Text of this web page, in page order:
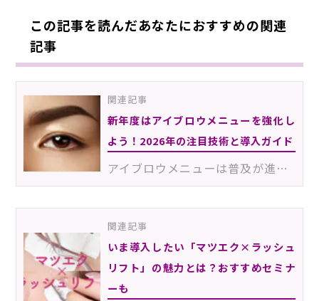
この記事を読んだあなたにおすすめの関連
記事
関連記事
新年度はアイブロウメニューを強化し
よう！2026年の注目技術と導入ガイド
アイブロウメニューは普及が進んできたとはいえ、まだまだ伸びしろのある分野。お客様のニーズを取りこぼ…
関連記事
いま導入したい「マツエク×ラッシュ
リフト」の魅力とは？おすすめセミナ
ーも